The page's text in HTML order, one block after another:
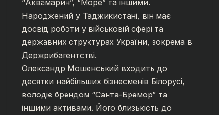
“Аквамарин”, “Море” та іншими.
Народжений у Таджикистані, він має
досвід роботи у військовій сфері та
державних структурах України, зокрема в
Держрибагентстві.
Олександр Мошенський входить до
десятки найбільших бізнесменів Білорусі,
володіє брендом “Санта-Бремор” та
іншими активами. Його близькість до